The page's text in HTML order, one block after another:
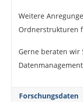
Weitere
Ordnerstrukturen
Gerne beraten wir
Forschungsdaten